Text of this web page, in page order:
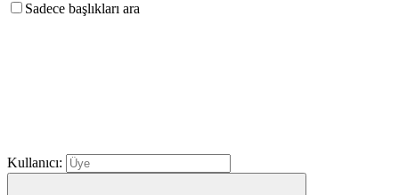
Sadece başlıkları ara
Kullanıcı: